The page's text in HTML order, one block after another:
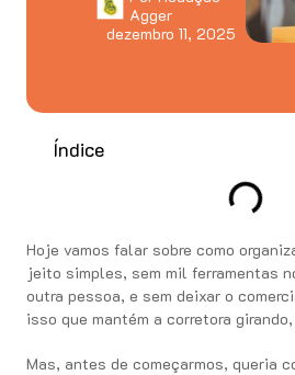
Agger
dezembro 11, 2025
Índice
Hoje vamos falar sobre como
jeito simples, sem mil ferramentas
outra pessoa, e sem deixar o
isso que mantém a corretora
Mas, antes de começarmos, queria